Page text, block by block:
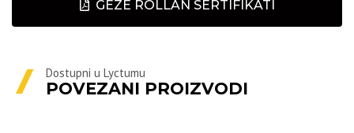
GEZE ROLLAN SERTIFIKATI
Dostupni u Lyctumu
POVEZANI PROIZVODI